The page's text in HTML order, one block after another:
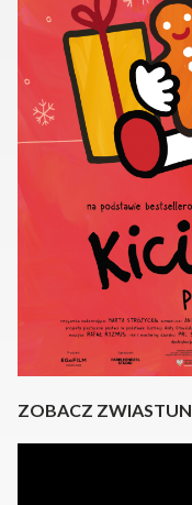
ZOBACZ ZWIASTUN